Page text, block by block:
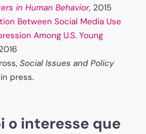
in Human Behavior, 2015
Between Social Media Use
Among U.S. Young
Social Issues and Policy
press.
o interesse que